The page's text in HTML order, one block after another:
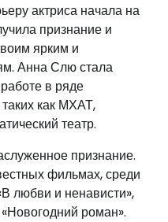
актриса начала на
признание и
ярким и
Анна Слю стала
в ряде
как МХАТ,
театр.
признание.
фильмах, среди
любви и ненависти»,
роман».